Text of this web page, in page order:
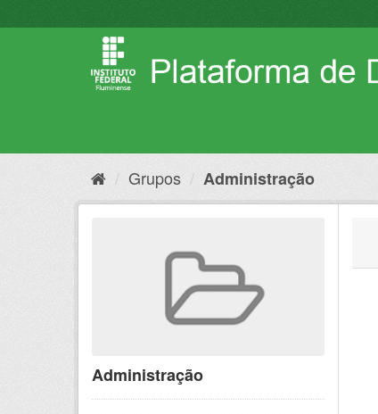
para
Grupos Administração
Administração